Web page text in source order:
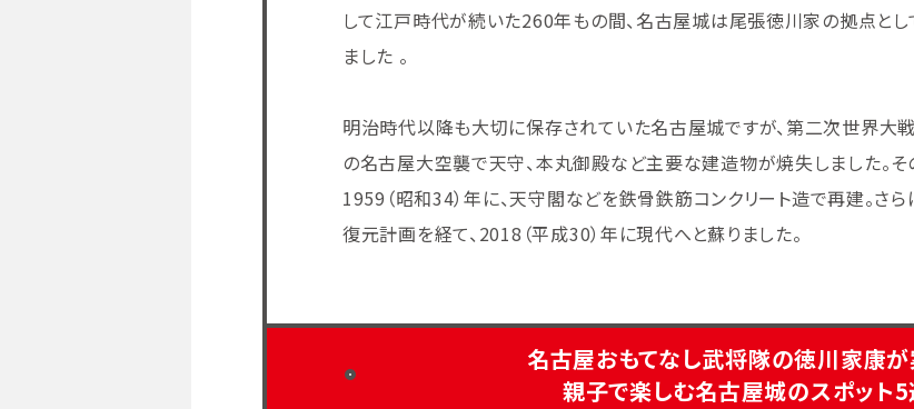
して江戸時代が続いた260年もの間、名古屋城は尾張徳川家の拠点と
ました 。
明治時代以降も大切に保存されていた名古屋城ですが、第二次世界大
の名古屋大空襲で天守、本丸御殿など主要な建造物が焼失しました。そ
1959（昭和34）年に、天守閣などを鉄骨鉄筋コンクリート造で再建。さ
復元計画を経て、2018（平成30）年に現代へと蘇りました。
名古屋おもてなし武将隊の徳川家康が
親子で楽しむ名古屋城のスポット